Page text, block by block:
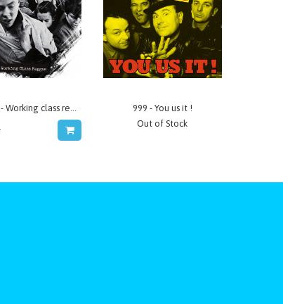
8°6 Crew - Working class reggae
999 - You us it !
Out of Stock